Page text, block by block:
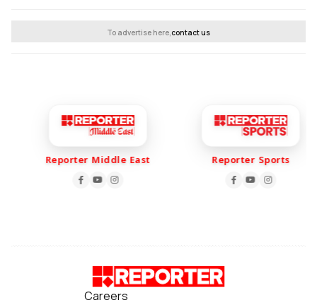
To advertise here,contact us
Reporter Middle East Reporter Sports
Careers